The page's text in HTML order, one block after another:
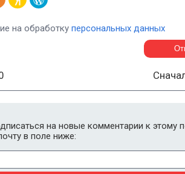
на обработку персональных данных
на новые комментарии к этому
в поле ниже: